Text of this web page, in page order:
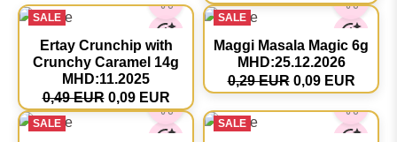
SALE
Ertay Crunchip with
Crunchy Caramel 14g
MHD:11.2025
0,49 EUR 0,09 EUR
SALE
Maggi Masala Magic 6g
MHD:25.12.2026
0,29 EUR 0,09 EUR
SALE SALE